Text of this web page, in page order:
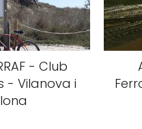
- Club
- Vilanova i